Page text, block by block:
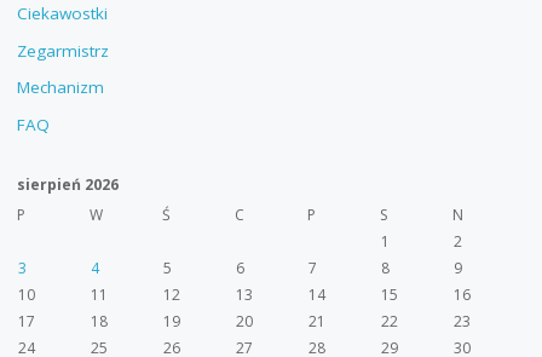
Ciekawostki
Zegarmistrz
Mechanizm
FAQ
sierpień 2026
P
W Ś C P S
N
1
2
3
4 5 6 7 8
9
10
11 12 13 14 15
16
17
18 19 20 21 22
23
24
25 26 27 28 29 30